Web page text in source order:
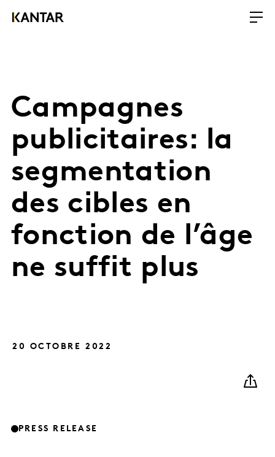
Campagnes
publicitaires: la
segmentation
des cibles en
fonction de l’âge
ne suffit plus
20 OCTOBRE 2022
PRESS RELEASE